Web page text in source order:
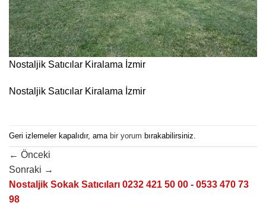
Nostaljik Satıcılar Kiralama İzmir
Nostaljik Satıcılar Kiralama İzmir
Geri izlemeler kapalıdır, ama bir yorum bırakabilirsiniz.
← Önceki
Sonraki →
Nostaljik Sokak Satıcıları 0232 421 50 00 - 0533 470 73
98